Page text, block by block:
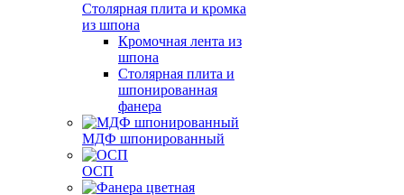
Столярная плита и кромка
из шпона
Кромочная лента из
шпона
Столярная плита и
шпонированная
фанера
МДФ шпонированный
ОСП